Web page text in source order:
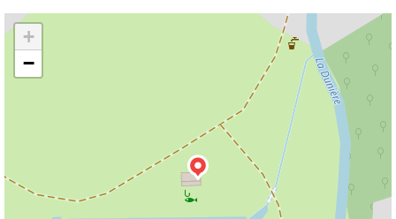
+
−